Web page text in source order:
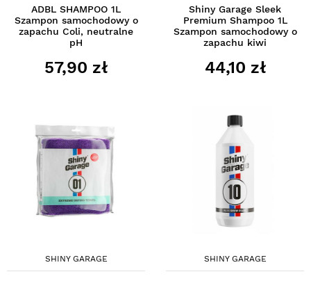
ADBL SHAMPOO 1L
Szampon samochodowy o
zapachu Coli, neutralne
pH
57,90 zł
Shiny Garage Sleek
Premium Shampoo 1L
Szampon samochodowy o
zapachu kiwi
44,10 zł
SHINY GARAGE SHINY GARAGE